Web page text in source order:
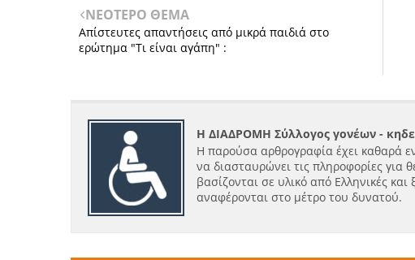
ΝΕΟΤΕΡΟ ΘΕΜΑ
Απίστευτες απαντήσεις από μικρά παιδιά στο
ερώτημα "Τι είναι αγάπη" :
Η ΔΙΑΔΡΟΜΗ Σύλλογος γονέων -
Η παρούσα αρθρογραφία έχει καθαρά
να διασταυρώνει τις πληροφορίες για
βασίζονται σε υλικό από Ελληνικές
αναφέρονται στο μέτρο του δυνατού.